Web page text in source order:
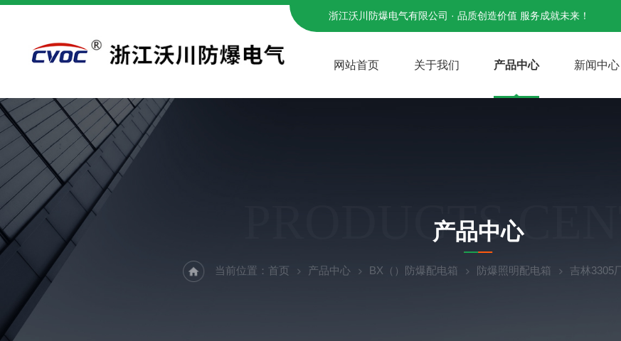
浙江沃川防爆电气有限公司 · 品质创造价值 服务成就未来！
网站首页 关于我们 产品中心 新闻中心
PRODUCTS
产品中心
当前位置： 首页 产品中心 BX（）防爆配电箱 防爆照明配电箱 吉林3305